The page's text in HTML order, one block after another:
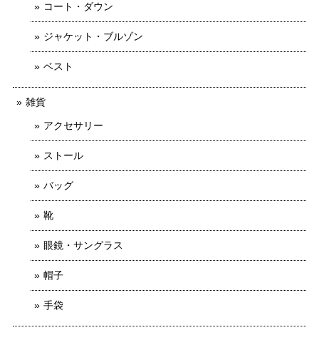
コート・ダウン
ジャケット・ブルゾン
ベスト
雑貨
アクセサリー
ストール
バッグ
靴
眼鏡・サングラス
帽子
手袋